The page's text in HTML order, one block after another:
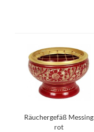
Räuchergefäß Messing
rot